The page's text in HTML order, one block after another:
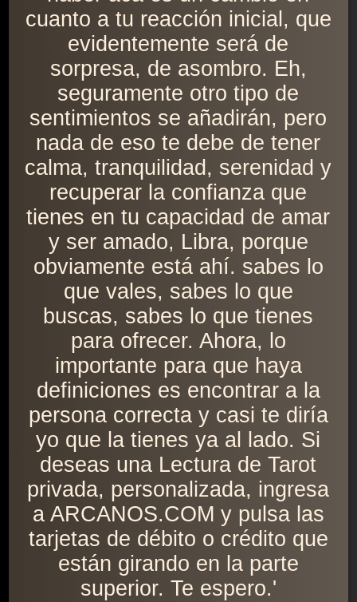
cuanto a tu reacción inicial, que
evidentemente será de
sorpresa, de asombro. Eh,
seguramente otro tipo de
sentimientos se añadirán, pero
nada de eso te debe de tener
calma, tranquilidad, serenidad y
recuperar la confianza que
tienes en tu capacidad de amar
y ser amado, Libra, porque
obviamente está ahí. sabes lo
que vales, sabes lo que
buscas, sabes lo que tienes
para ofrecer. Ahora, lo
importante para que haya
definiciones es encontrar a la
persona correcta y casi te diría
yo que la tienes ya al lado. Si
deseas una Lectura de Tarot
privada, personalizada, ingresa
a ARCANOS.COM y pulsa las
tarjetas de débito o crédito que
están girando en la parte
superior. Te espero.'